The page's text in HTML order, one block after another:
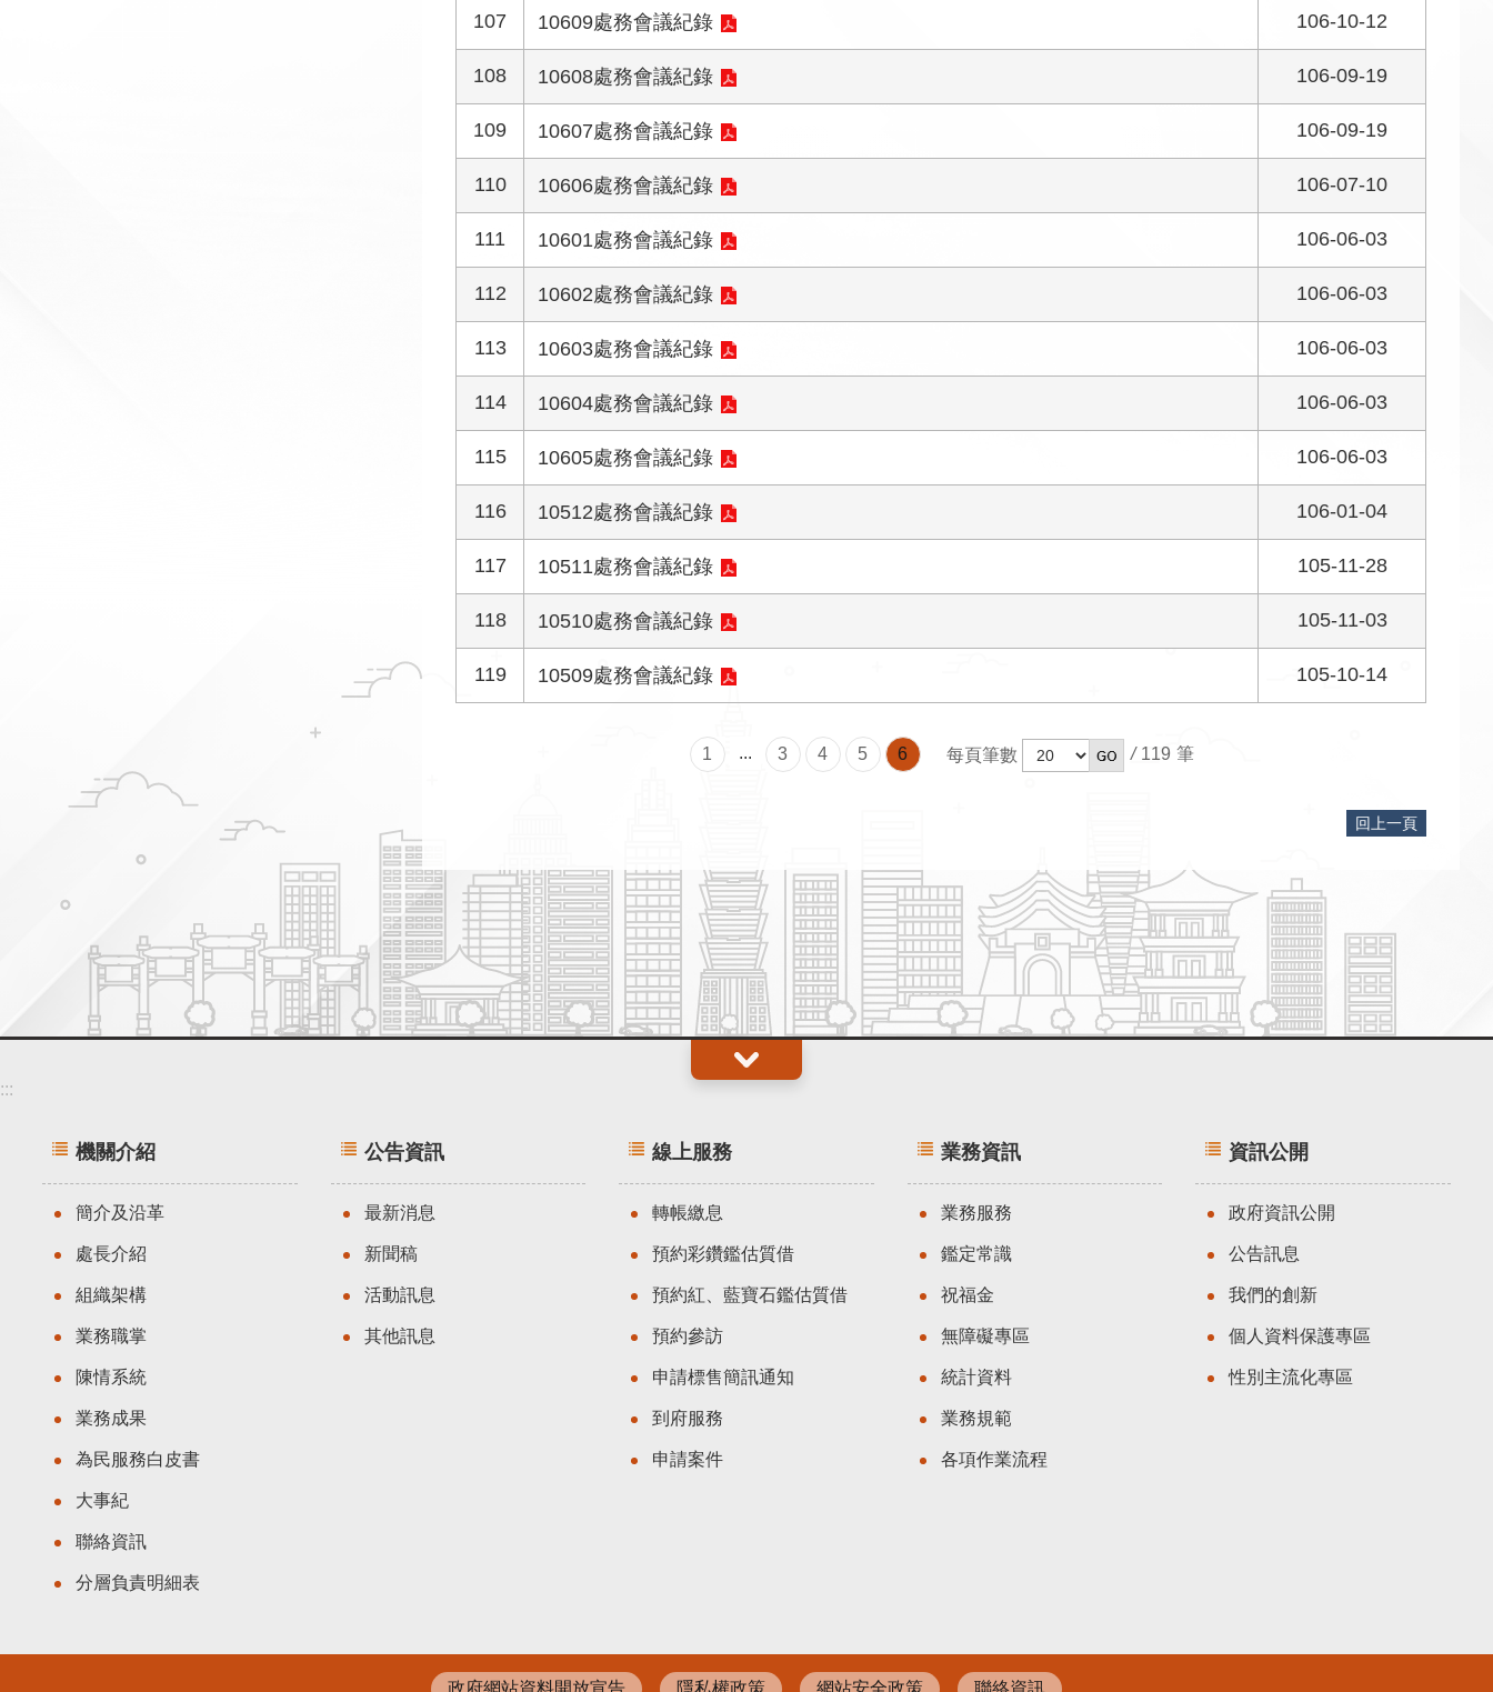
107 10609處務會議紀錄 106-10-12
108 10608處務會議紀錄 106-09-19
109 10607處務會議紀錄 106-09-19
110 10606處務會議紀錄 106-07-10
111 10601處務會議紀錄 106-06-03
112 10602處務會議紀錄 106-06-03
113 10603處務會議紀錄 106-06-03
114 10604處務會議紀錄 106-06-03
115 10605處務會議紀錄 106-06-03
116 10512處務會議紀錄 106-01-04
117 10511處務會議紀錄 105-11-28
118 10510處務會議紀錄 105-11-03
119 10509處務會議紀錄 105-10-14
1 ... 3 4 5 6 每頁筆數 / 119
回上一頁
:::
機關介紹
簡介及沿革
處長介紹
組織架構
業務職掌
陳情系統
業務成果
為民服務白皮書
大事紀
聯絡資訊
分層負責明細表
公告資訊
最新消息
新聞稿
活動訊息
其他訊息
線上服務
轉帳繳息
預約彩鑽鑑估質借
預約紅、藍寶石鑑估質借
預約參訪
申請標售簡訊通知
到府服務
申請案件
業務資訊
業務服務
鑑定常識
祝福金
無障礙專區
統計資料
業務規範
各項作業流程
資訊公開
政府資訊公開
公告訊息
我們的創新
個人資料保護專區
性別主流化專區
政府網站資料開放宣告 隱私權政策 網站安全政策 聯絡資訊